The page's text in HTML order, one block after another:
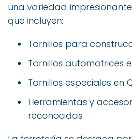
una variedad
que incluyen:
Tornillos para
Tornillos automotrices
Tornillos especiales en
Herramientas y
reconocidas